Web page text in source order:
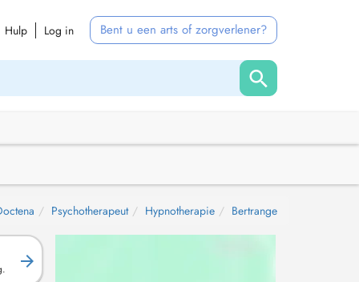
Hulp Log in Bent u een arts of zorgverlener?
Psychotherapeut Hypnotherapie Bertrange